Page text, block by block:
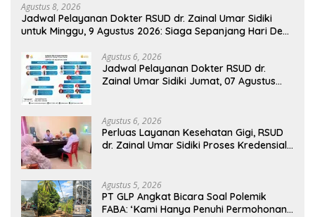
Agustus 8, 2026
Jadwal Pelayanan Dokter RSUD dr. Zainal Umar Sidiki
untuk Minggu, 9 Agustus 2026: Siaga Sepanjang Hari Demi
Agustus 6, 2026
Jadwal Pelayanan Dokter RSUD dr.
Zainal Umar Sidiki Jumat, 07 Agustus
Agustus 6, 2026
Perluas Layanan Kesehatan Gigi, RSUD
dr. Zainal Umar Sidiki Proses Kredensial
Agustus 5, 2026
PT GLP Angkat Bicara Soal Polemik
FABA: ‘Kami Hanya Penuhi Permohonan